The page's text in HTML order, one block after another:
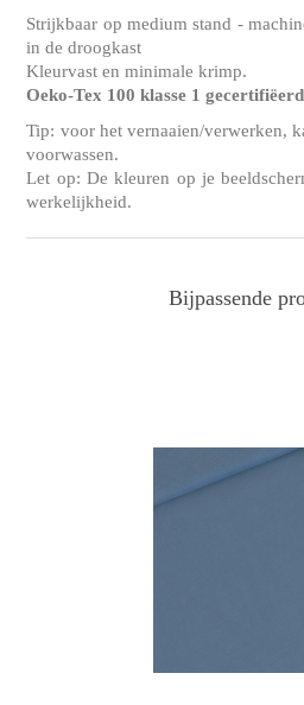
Strijkbaar op medium stand -
in de droogkast
Kleurvast en minimale krimp.
Oeko-Tex 100 klasse 1
Tip: voor het vernaaien/verwerken,
voorwassen.
Let op: De kleuren op je
werkelijkheid.
Bijpassende